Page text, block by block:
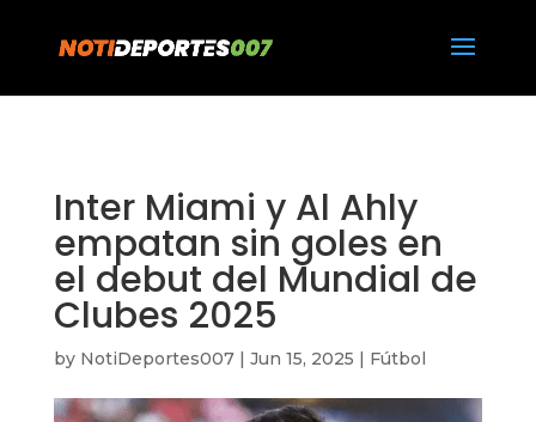
Inter Miami y Al Ahly
empatan sin goles en
el debut del Mundial de
Clubes 2025
by NotiDeportes007| Jun 15, 2025 | Fútbol